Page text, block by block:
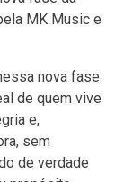
MK Music e
nova fase
de quem vive
e,
sem
de verdade